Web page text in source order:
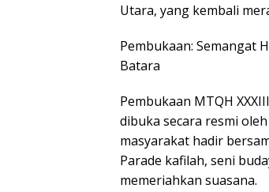
Utara, yang kembali
Pembukaan: Semangat
Batara
Pembukaan MTQH
dibuka secara resmi
masyarakat hadir
Parade kafilah, seni
memeriahkan suasana.